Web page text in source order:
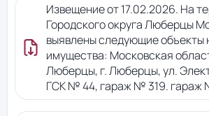
Извещение от 17.02.2026. На
Городского округа Люберцы
выявлены следующие объекты
имущества: Московская
Люберцы, г. Люберцы, ул.
ГСК № 44, гараж № 319. гараж